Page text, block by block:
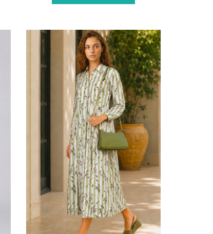
eleganti e urban. Scopri la qualità
serate.